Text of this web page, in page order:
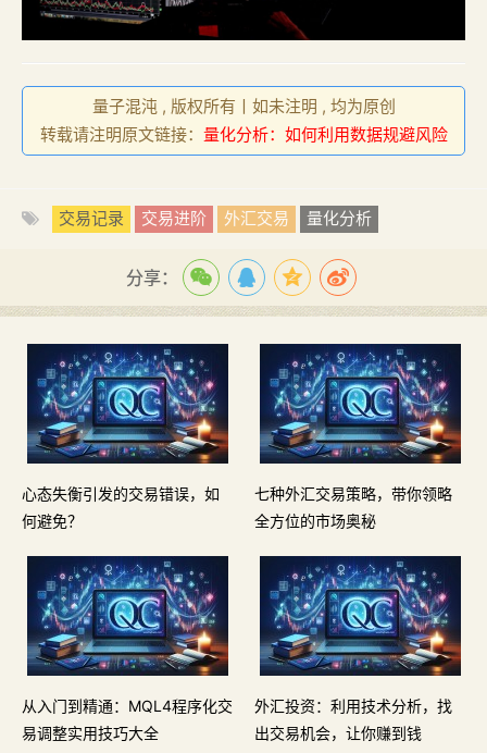
量子混沌 , 版权所有丨如未注明 , 均为原创
转载请注明原文链接： 量化分析：如何利用数据规避风险
交易记录 交易进阶 外汇交易 量化分析
分享：
心态失衡引发的交易错误，如
何避免？
七种外汇交易策略，带你领略
全方位的市场奥秘
从入门到精通：MQL4程序化交
易调整实用技巧大全
外汇投资：利用技术分析，找
出交易机会，让你赚到钱